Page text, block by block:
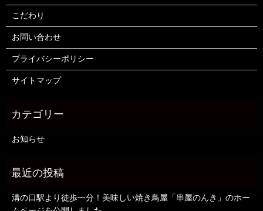
こだわり
お問い合わせ
プライバシーポリシー
サイトマップ
お知らせ
溝の口駅より徒歩一分！美味しい焼き鳥屋「串屋のんき」のホー